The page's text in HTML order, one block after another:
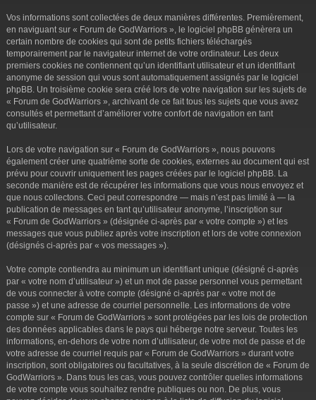
Vos informations sont collectées de deux manières différentes. Premièrement,
en naviguant sur « Forum de GodWarriors », le logiciel phpBB génèrera un
certain nombre de cookies qui sont de petits fichiers téléchargés
temporairement par le navigateur internet de votre ordinateur. Les deux
premiers cookies ne contiennent qu’un identifiant utilisateur et un identifiant
anonyme de session qui vous sont automatiquement assignés par le logiciel
phpBB. Un troisième cookie sera créé lors de votre navigation sur les sujets de
« Forum de GodWarriors », archivant de ce fait tous les sujets que vous avez
consultés et permettant d’améliorer votre confort de navigation en tant
qu’utilisateur.
Lors de votre navigation sur « Forum de GodWarriors », nous pouvons
également créer une quatrième sorte de cookies, externes au document qui est
prévu pour couvrir uniquement les pages créées par le logiciel phpBB. La
seconde manière est de récupérer les informations que vous nous envoyez et
que nous collectons. Ceci peut correspondre — mais n’est pas limité à — la
publication de messages en tant qu’utilisateur anonyme, l’inscription sur
« Forum de GodWarriors » (désignée ci-après par « votre compte ») et les
messages que vous publiez après votre inscription et lors de votre connexion
(désignés ci-après par « vos messages »).
Votre compte contiendra au minimum un identifiant unique (désigné ci-après
par « votre nom d’utilisateur ») et un mot de passe personnel vous permettant
de vous connecter à votre compte (désigné ci-après par « votre mot de
passe ») et une adresse de courriel personnelle. Les informations de votre
compte sur « Forum de GodWarriors » sont protégées par les lois de protection
des données applicables dans le pays qui héberge notre serveur. Toutes les
informations, en-dehors de votre nom d’utilisateur, de votre mot de passe et de
votre adresse de courriel requis par « Forum de GodWarriors » durant votre
inscription, sont obligatoires ou facultatives, à la seule discrétion de « Forum de
GodWarriors ». Dans tous les cas, vous pouvez contrôler quelles informations
de votre compte vous souhaitez rendre publiques ou non. De plus, vous